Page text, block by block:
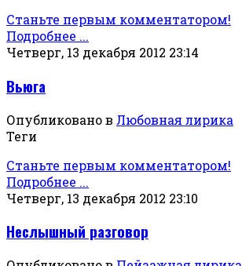
Станьте первым комментатором!
Подробнее ...
Четверг, 13 декабря 2012 23:14
Вьюга
Опубликовано в Любовная лирика
Теги
Станьте первым комментатором!
Подробнее ...
Четверг, 13 декабря 2012 23:10
Неслышный разговор